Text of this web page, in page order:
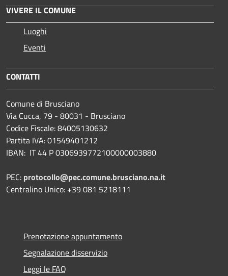
VIVERE IL COMUNE
Luoghi
Eventi
CONTATTI
Comune di Brusciano
Via Cucca, 79 - 80031 - Brusciano
Codice Fiscale: 84005130632
Partita IVA: 01549401212
IBAN: IT 44 P 0306939772100000003880
PEC: protocollo@pec.comune.brusciano.na.it
Centralino Unico: +39 081 5218111
Prenotazione appuntamento
Segnalazione disservizio
Leggi le FAQ